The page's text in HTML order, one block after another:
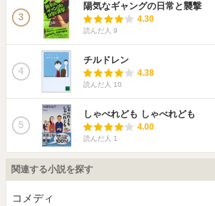
3
陽気なギャングの日常と襲撃
4.30
読んだ人 9
4
チルドレン
4.38
読んだ人 10
5
しゃべれども しゃべれども
4.00
読んだ人 1
関連する小説を探す
コメディ